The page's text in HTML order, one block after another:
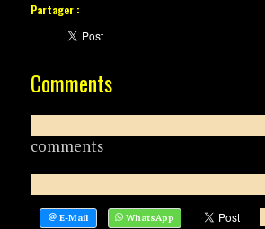
Partager :
Comments
comments